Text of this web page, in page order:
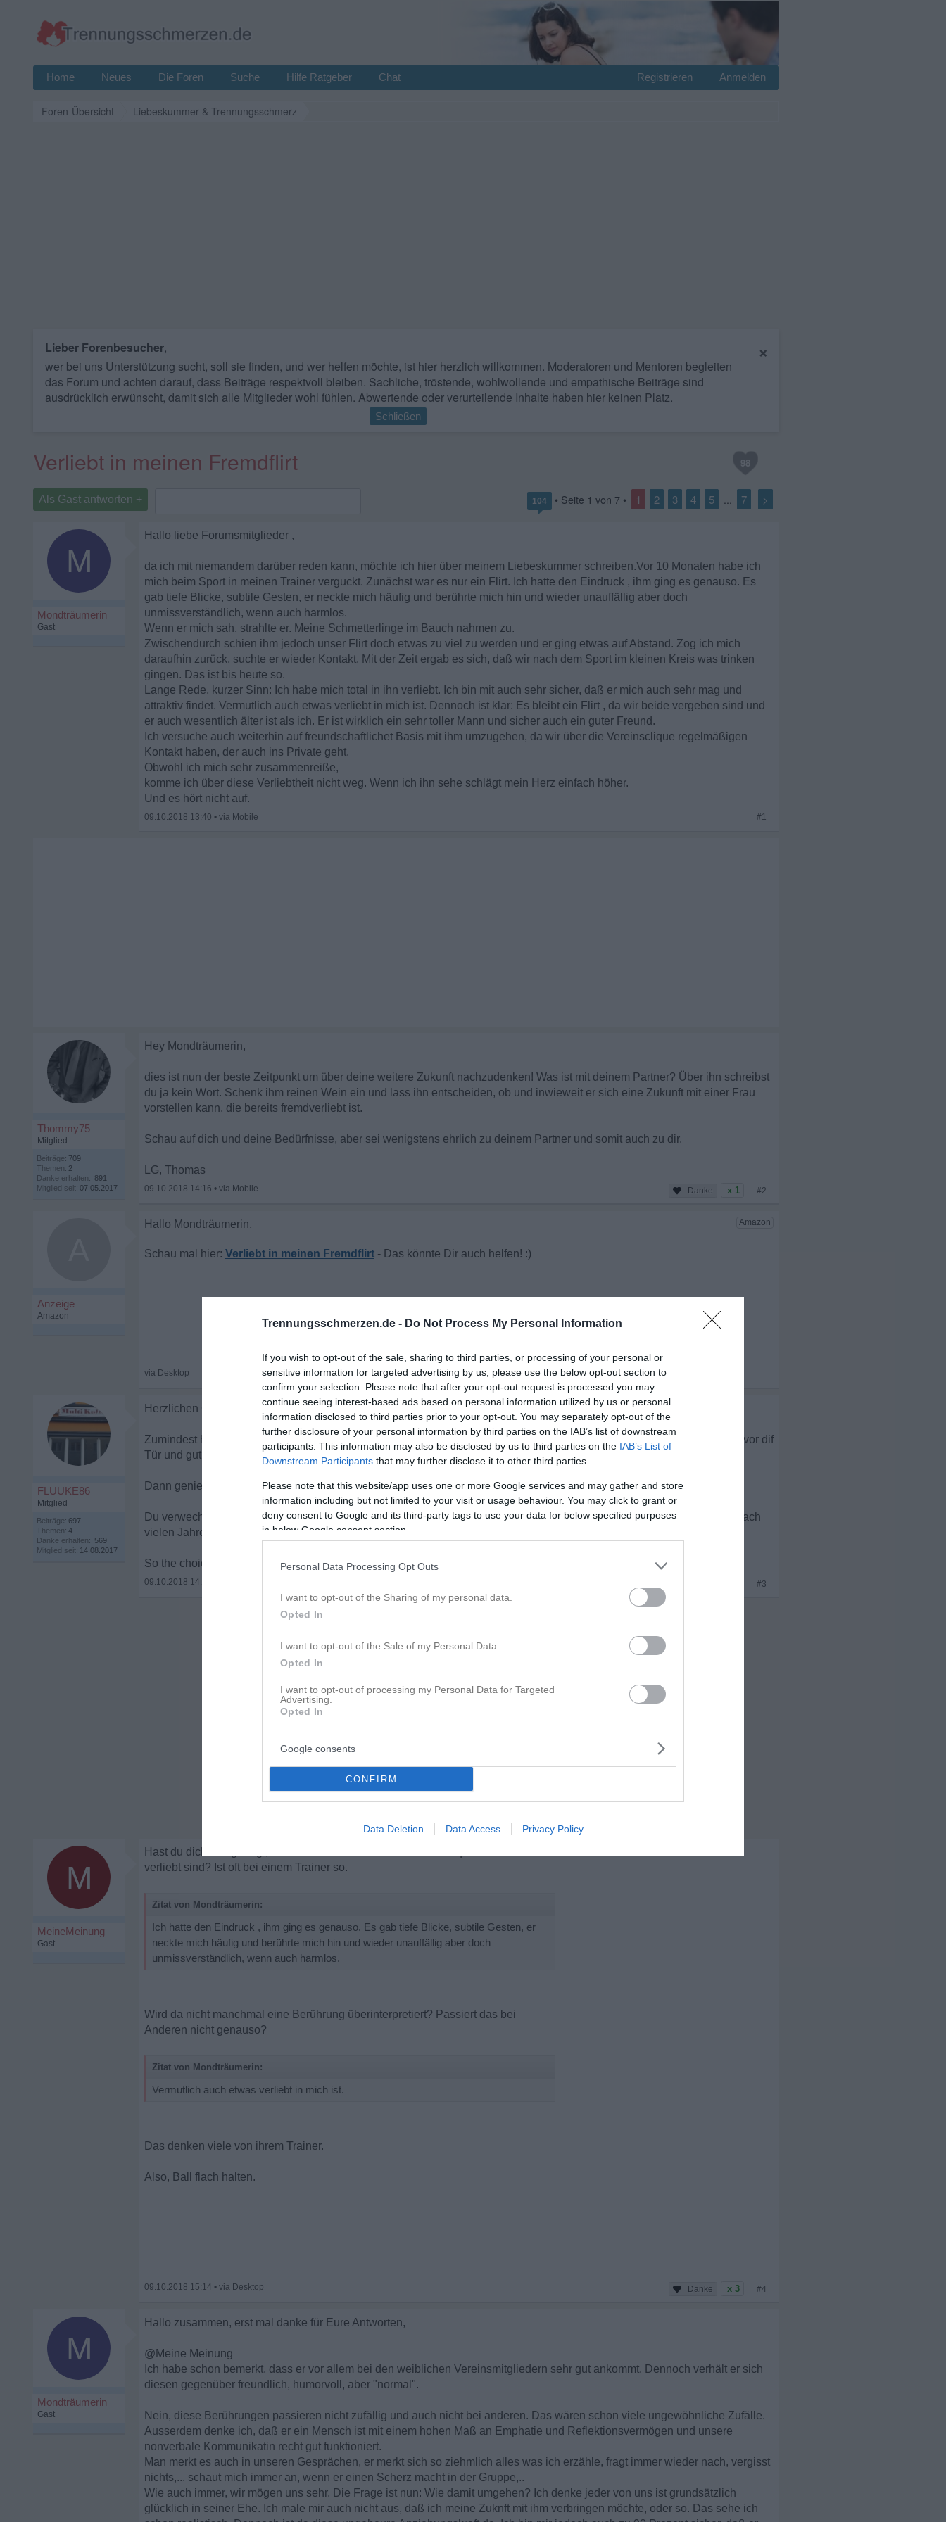
Trennungsschmerzen.de - Do Not Process My Personal Information
If you wish to opt-out of the sale, sharing to third parties, or processing of your personal or
sensitive information for targeted advertising by us, please use the below opt-out section to
confirm your selection. Please note that after your opt-out request is processed you may
continue seeing interest-based ads based on personal information utilized by us or personal
information disclosed to third parties prior to your opt-out. You may separately opt-out of the
further disclosure of your personal information by third parties on the IAB’s list of downstream
participants. This information may also be disclosed by us to third parties on the IAB’s List of
Downstream Participants that may further disclose it to other third parties.
Please note that this website/app uses one or more Google services and may gather and store
information including but not limited to your visit or usage behaviour. You may click to grant or
deny consent to Google and its third-party tags to use your data for below specified purposes
in below Google consent section.
Personal Data Processing Opt Outs
I want to opt-out of the Sharing of my personal data.
Opted In
I want to opt-out of the Sale of my Personal Data.
Opted In
I want to opt-out of processing my Personal Data for Targeted
Advertising.
Opted In
Google consents
CONFIRM
Data Deletion Data Access Privacy Policy
Home Neues Die Foren Suche Hilfe Ratgeber Chat Anmelden
Registrieren
Foren-Übersicht Liebeskummer & Trennungsschmerz
×
Lieber Forenbesucher,
wer bei uns Unterstützung sucht, soll sie finden, und wer helfen möchte, ist hier herzlich willkommen. Moderatoren und Mentoren begleiten
das Forum und achten darauf, dass Beiträge respektvoll bleiben. Sachliche, tröstende, wohlwollende und empathische Beiträge sind
ausdrücklich erwünscht, damit sich alle Mitglieder wohl fühlen. Abwertende oder verurteilende Inhalte haben hier keinen Platz.
Schließen
98
Verliebt in meinen Fremdflirt
Als Gast antworten + 104 • Seite 1 von 7 • 1 2 3 4 5 ... 7 >
M
Mondträumerin
Gast
Hallo liebe Forumsmitglieder ,
da ich mit niemandem darüber reden kann, möchte ich hier über meinem Liebeskummer schreiben.Vor 10 Monaten habe ich
mich beim Sport in meinen Trainer verguckt. Zunächst war es nur ein Flirt. Ich hatte den Eindruck , ihm ging es genauso. Es
gab tiefe Blicke, subtile Gesten, er neckte mich häufig und berührte mich hin und wieder unauffällig aber doch
unmissverständlich, wenn auch harmlos.
Wenn er mich sah, strahlte er. Meine Schmetterlinge im Bauch nahmen zu.
Zwischendurch schien ihm jedoch unser Flirt doch etwas zu viel zu werden und er ging etwas auf Abstand. Zog ich mich
daraufhin zurück, suchte er wieder Kontakt. Mit der Zeit ergab es sich, daß wir nach dem Sport im kleinen Kreis was trinken
gingen. Das ist bis heute so.
Lange Rede, kurzer Sinn: Ich habe mich total in ihn verliebt. Ich bin mit auch sehr sicher, daß er mich auch sehr mag und
attraktiv findet. Vermutlich auch etwas verliebt in mich ist. Dennoch ist klar: Es bleibt ein Flirt , da wir beide vergeben sind und
er auch wesentlich älter ist als ich. Er ist wirklich ein sehr toller Mann und sicher auch ein guter Freund.
Ich versuche auch weiterhin auf freundschaftlichet Basis mit ihm umzugehen, da wir über die Vereinsclique regelmäßigen
Kontakt haben, der auch ins Private geht.
Obwohl ich mich sehr zusammenreiße,
komme ich über diese Verliebtheit nicht weg. Wenn ich ihn sehe schlägt mein Herz einfach höher.
Und es hört nicht auf.
09.10.2018 13:40 • #1
Thommy75
Mitglied
Beiträge: 709
Themen: 2
Danke erhalten: 891
Mitglied seit: 07.05.2017
Hey Mondträumerin,
dies ist nun der beste Zeitpunkt um über deine weitere Zukunft nachzudenken! Was ist mit deinem Partner? Über ihn schreibst
du ja kein Wort. Schenk ihm reinen Wein ein und lass ihn entscheiden, ob und inwieweit er sich eine Zukunft mit einer Frau
vorstellen kann, die bereits fremdverliebt ist.
Schau auf dich und deine Bedürfnisse, aber sei wenigstens ehrlich zu deinem Partner und somit auch zu dir.
LG, Thomas
09.10.2018 14:16 • x 1 #2
Verliebt in meinen Fremdflirt
FLUUKE86
Mitglied
Beiträge: 697
Themen: 4
Danke erhalten: 569
Mitglied seit: 14.08.2017
Herzlichen Glückwunsch zur neuen Beziehung ,
Zumindest hört sich das kribbeln ja mal so an. Find ich echt klasse , ja gut da ist noch so ne Altlast aber setz den einfach vor dif
Tür und gut ist.
Dann geniesst erdtmal das kribbfln bis der nächste kommt bei dem denkst oh der flirtet und so weiter und so fort.
Du verwechselst gerade den sog. Reiz mit Liebe , denn dat eine kriegst schon in jeder Disco nach 8 B. das andere erst nach
vielen Jahren.
So the choice is yours
09.10.2018 14:28 #3
M
MeineMeinung
Gast
Hast du dich mal gefragt, wie viele Frauen aus eurer Vereinsclique noch in ihn
verliebt sind? Ist oft bei einem Trainer so.
Zitat von Mondträumerin:
Ich hatte den Eindruck , ihm ging es genauso. Es gab tiefe Blicke, subtile Gesten, er
neckte mich häufig und berührte mich hin und wieder unauffällig aber doch
unmissverständlich, wenn auch harmlos.
Wird da nicht manchmal eine Berührung überinterpretiert? Passiert das bei
Anderen nicht genauso?
Zitat von Mondträumerin:
Vermutlich auch etwas verliebt in mich ist.
Das denken viele von ihrem Trainer.
Also, Ball flach halten.
09.10.2018 15:14 • x 3 #4
M
Mondträumerin
Gast
Hallo zusammen, erst mal danke für Eure Antworten,
@Meine Meinung
Ich habe schon bemerkt, dass er vor allem bei den weiblichen Vereinsmitgliedern sehr gut ankommt. Dennoch verhält er sich
diesen gegenüber freundlich, humorvoll, aber "normal".
Nein, diese Berührungen passieren nicht zufällig und auch nicht bei anderen. Das wären schon viele ungewöhnliche Zufälle.
Ausserdem denke ich, daß er ein Mensch ist mit einem hohen Maß an Emphatie und Reflektionsvermögen und unsere
nonverbale Kommunikatin recht gut funktioniert.
Man merkt es auch in unseren Gesprächen, er merkt sich so ziehmlich alles was ich erzähle, fragt immer wieder nach, vergisst
nichts,... schaut mich immer an, wenn er einen Scherz macht in der Gruppe,..
Wie auch immer, wir mögen uns sehr. Die Frage ist nun: Wie damit umgehen? Ich denke jeder von uns ist grundsätzlich
glücklich in seiner Ehe. Ich male mir auch nicht aus, daß ich meine Zuknft mit ihm verbringen möchte, oder so. Das sehe ich